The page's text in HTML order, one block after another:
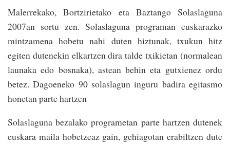
Malerrekako, Bortzirietako eta Baztango Solaslaguna
2007an sortu zen. Solaslaguna programan euskarazko
mintzamena hobetu nahi duten hiztunak, txukun hitz
egiten dutenekin elkartzen dira talde txikietan (normalean
launaka edo bosnaka), astean behin eta gutxienez ordu
betez. Dagoeneko 90 solaslagun inguru badira egitasmo
honetan parte hartzen
Solaslaguna bezalako programetan parte hartzen dutenek
euskara maila hobetzeaz gain, gehiagotan erabiltzen dute